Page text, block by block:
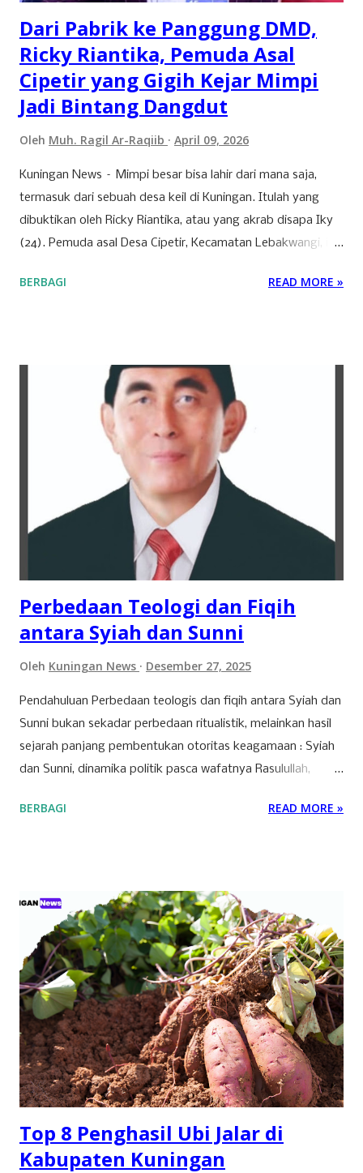
serta kepentingan strategis korporasi dalam men...
Dari Pabrik ke Panggung DMD,
Ricky Riantika, Pemuda Asal
Cipetir yang Gigih Kejar Mimpi
Jadi Bintang Dangdut
Oleh Muh. Ragil Ar-Raqiib April 09, 2026
Kuningan News – Mimpi besar bisa lahir dari mana saja,
termasuk dari sebuah desa keil di Kuningan. Itulah yang
dibuktikan oleh Ricky Riantika, atau yang akrab disapa Iky
(24). Pemuda asal Desa Cipetir, Kecamatan Lebakwangi, ini
ketatnya persaingan di dunia hiburan nasional. Nama Iky
28 Maret 2026 lalu, Ikyy memberanikan diri untuk tampil
dalam ajang pencarian bakat bergengsi, DMD (Dangdut
Mania Dadakan). Meski belum berhasil keluar sebagai juara,
pengalaman tersebut menjadi tonggak sejarah penting
dalam karier bermusiknya. “Iya alhamdulillah aktu tannggal
28 maret kemarin, ikut dmd ya walaupun tidak sampai jadi
juara cuman aku ingin terus mendalami dan berkiprah lewat
karya Aku di dunia seni musik ini,” tuturnya kala
diwawancara Kamis (9/4/2026). Baginya, kegagalan...
BERBAGI READ MORE »
Perbedaan Teologi dan Fiqih
antara Syiah dan Sunni
Oleh Kuningan News Desember 27, 2025
Pendahuluan Perbedaan teologis dan fiqih antara Syiah dan
Sunni bukan sekadar perbedaan ritualistik, melainkan hasil
sejarah panjang pembentukan otoritas keagamaan : Syiah
dan Sunni, dinamika politik pasca wafatnya Rasulullah,
modern, serta implikasi geopolitik global. Memahami
mendesak seperti Palestina, hegemoni regional, dan konflik
global.¹ 1. Fondasi Epistemologis: Imamah vs. Syura Syiah
Imamiyah menempatkan imamah sebagai bagian inti
akidah dan kelanjutan dari misi kenabian. Imamah bukan
sekadar jabatan politik, melainkan “otoritas ilahiah” yang
diyakini ma‘shum dan menjadi hujjah atas umat. Al-Kulaini
dalam al-Kāfi menegaskan bahwa perkataan Imam adalah
hujjah sebagaimana perkataan Rasulullah.² Sunni,
sebaliknya, memandang kepemimpinan sebagai wilayah
ijtihad manus...
BERBAGI READ MORE »
Top 8 Penghasil Ubi Jalar di
Kabupaten Kuningan